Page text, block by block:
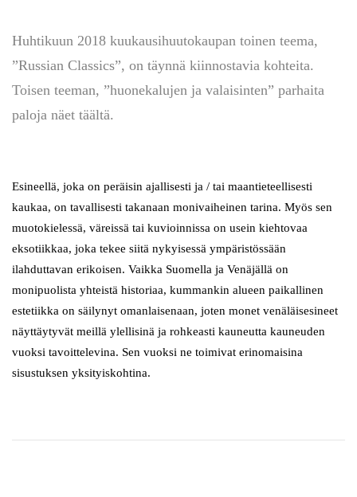
Huhtikuun 2018 kuukausihuutokaupan toinen teema,
”Russian Classics”, on täynnä kiinnostavia kohteita.
Toisen teeman, ”huonekalujen ja valaisinten” parhaita
paloja näet täältä.
Esineellä, joka on peräisin ajallisesti ja / tai maantieteellisesti
kaukaa, on tavallisesti takanaan monivaiheinen tarina. Myös sen
muotokielessä, väreissä tai kuvioinnissa on usein kiehtovaa
eksotiikkaa, joka tekee siitä nykyisessä ympäristössään
ilahduttavan erikoisen. Vaikka Suomella ja Venäjällä on
monipuolista yhteistä historiaa, kummankin alueen paikallinen
estetiikka on säilynyt omanlaisenaan, joten monet venäläisesineet
näyttäytyvät meillä ylellisinä ja rohkeasti kauneutta kauneuden
vuoksi tavoittelevina. Sen vuoksi ne toimivat erinomaisina
sisustuksen yksityiskohtina.